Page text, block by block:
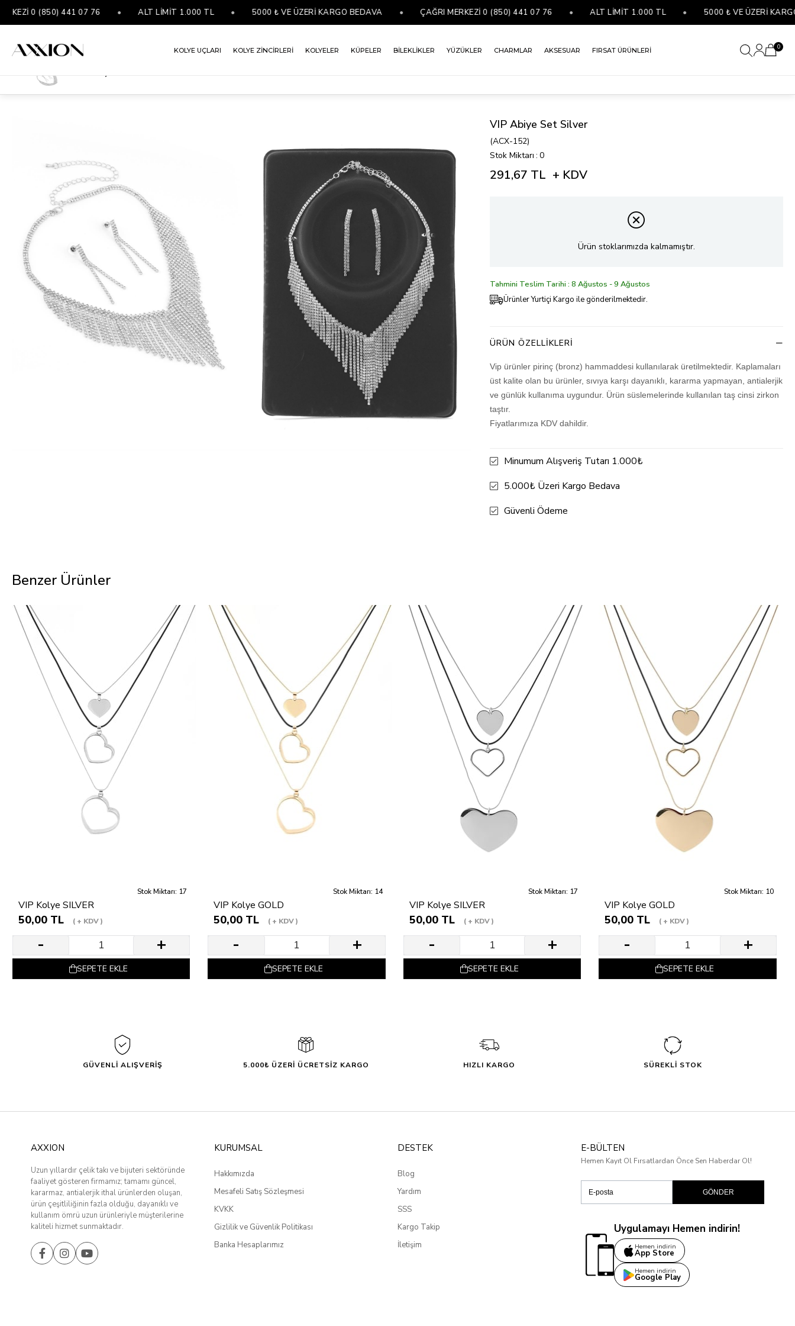
0 (850) 441 07 76 • ALT LİMİT 1.000 TL • 5000 ₺ VE ÜZERİ KARGO BEDAVA • ÇAĞRI MERKEZİ 0 (850) 441 07 76 • ALT LİMİT 1.000 TL • 5000 ₺ VE ÜZERİ KARGO
KOLYE UÇLARI KOLYE ZİNCİRLERİ KOLYELER KÜPELER BİLEKLİKLER YÜZÜKLER CHARMLAR AKSESUAR FIRSAT ÜRÜNLERİ 0
VIP Abiye Set Silver
(ACX-152)
Stok Miktarı : 0
291,67 TL + KDV
Ürün stoklarımızda kalmamıştır.
Tahmini Teslim Tarihi : 8 Ağustos - 9 Ağustos
Ürünler Yurtiçi Kargo ile gönderilmektedir.
ÜRÜN ÖZELLIKLERI
Vip ürünler pirinç (bronz) hammaddesi kullanılarak üretilmektedir. Kaplamaları
üst kalite olan bu ürünler, sıvıya karşı dayanıklı, kararma yapmayan, antialerjik
ve günlük kullanıma uygundur. Ürün süslemelerinde kullanılan taş cinsi zirkon
taştır.
Fiyatlarımıza KDV dahildir.
Minumum Alışveriş Tutarı 1.000₺
5.000₺ Üzeri Kargo Bedava
Güvenli Ödeme
Benzer Ürünler
Stok Miktarı: 17
VIP Kolye SILVER
50,00 TL + KDV
SEPETE EKLE
Stok Miktarı: 14
VIP Kolye GOLD
50,00 TL + KDV
SEPETE EKLE
Stok Miktarı: 17
VIP Kolye SILVER
50,00 TL + KDV
SEPETE EKLE
Stok Miktarı: 10
VIP Kolye GOLD
50,00 TL + KDV
SEPETE EKLE
GÜVENLİ ALIŞVERİŞ 5.000₺ ÜZERİ ÜCRETSİZ KARGO HIZLI KARGO SÜREKLİ STOK
AXXION
Uzun yıllardır çelik takı ve bijuteri sektöründe
faaliyet gösteren firmamız; tamamı güncel,
kararmaz, antialerjik ithal ürünlerden oluşan,
ürün çeşitliliğinin fazla olduğu, dayanıklı ve
kullanım ömrü uzun ürünleriyle müşterilerine
kaliteli hizmet sunmaktadır.
KURUMSAL
Hakkımızda
Mesafeli Satış Sözleşmesi
KVKK
Gizlilik ve Güvenlik Politikası
Banka Hesaplarımız
DESTEK
Blog
Yardım
SSS
Kargo Takip
İletişim
E-BÜLTEN
Hemen Kayıt Ol Fırsatlardan Önce Sen Haberdar Ol!
GÖNDER
Uygulamayı Hemen indirin!
Hemen indirin
App Store
Hemen indirin
Google Play